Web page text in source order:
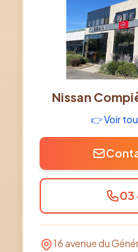
Nissan
👉 Voir
03
16 avenue du